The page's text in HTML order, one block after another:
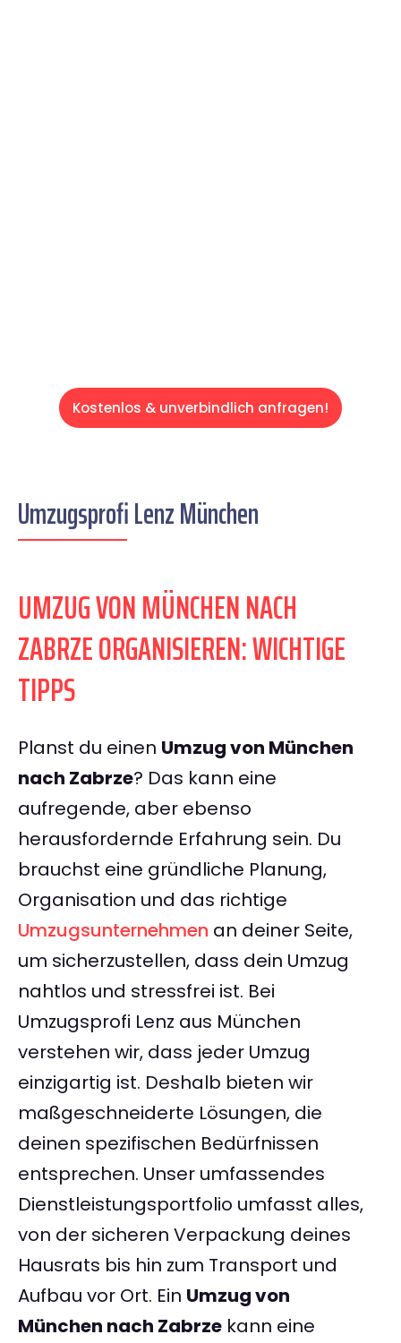
Kostenlos & unverbindlich anfragen!
Umzugsprofi Lenz München
UMZUG VON MÜNCHEN NACH
ZABRZE ORGANISIEREN: WICHTIGE
TIPPS
Planst du einen Umzug von München
nach Zabrze? Das kann eine
aufregende, aber ebenso
herausfordernde Erfahrung sein. Du
brauchst eine gründliche Planung,
Organisation und das richtige
Umzugsunternehmen an deiner Seite,
um sicherzustellen, dass dein Umzug
nahtlos und stressfrei ist. Bei
Umzugsprofi Lenz aus München
verstehen wir, dass jeder Umzug
einzigartig ist. Deshalb bieten wir
maßgeschneiderte Lösungen, die
deinen spezifischen Bedürfnissen
entsprechen. Unser umfassendes
Dienstleistungsportfolio umfasst alles,
von der sicheren Verpackung deines
Hausrats bis hin zum Transport und
Aufbau vor Ort. Ein Umzug von
München nach Zabrze kann eine